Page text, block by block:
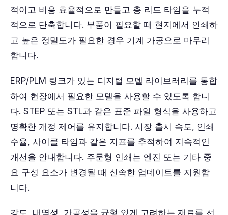
적이고 비용 효율적으로 만들고 총 리드 타임을 누적
적으로 단축합니다. 부품이 필요할 때 현지에서 인쇄하
고 높은 정밀도가 필요한 경우 기계 가공으로 마무리
합니다.
ERP/PLM 링크가 있는 디지털 모델 라이브러리를 통합
하여 현장에서 필요한 모델을 사용할 수 있도록 합니
다. STEP 또는 STL과 같은 표준 파일 형식을 사용하고
명확한 개정 제어를 유지합니다. 시장 출시 속도, 인쇄
수율, 사이클 타임과 같은 지표를 추적하여 지속적인
개선을 안내합니다. 주문형 인쇄는 엔진 또는 기타 중
요 구성 요소가 변경될 때 신속한 업데이트를 지원합
니다.
강도, 내열성, 가공성을 균형 있게 고려하는 재료를 선